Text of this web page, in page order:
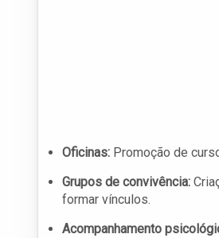
Oficinas: Promoção de
Grupos de convivência:
formar vínculos.
Acompanhamento